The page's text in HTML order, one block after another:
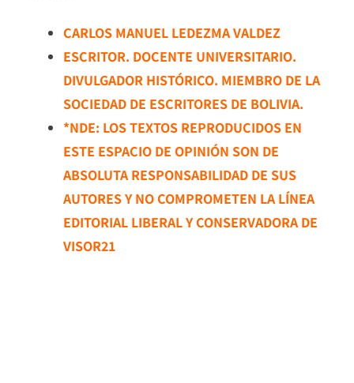
CARLOS MANUEL LEDEZMA VALDEZ
ESCRITOR. DOCENTE UNIVERSITARIO.
DIVULGADOR HISTÓRICO. MIEMBRO DE LA
SOCIEDAD DE ESCRITORES DE BOLIVIA.
*NDE: LOS TEXTOS REPRODUCIDOS EN
ESTE ESPACIO DE OPINIÓN SON DE
ABSOLUTA RESPONSABILIDAD DE SUS
AUTORES Y NO COMPROMETEN LA LÍNEA
EDITORIAL LIBERAL Y CONSERVADORA DE
VISOR21